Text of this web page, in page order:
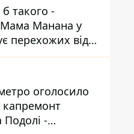
такого -
Манана у
перехожих від
оголосило
капремонт
-